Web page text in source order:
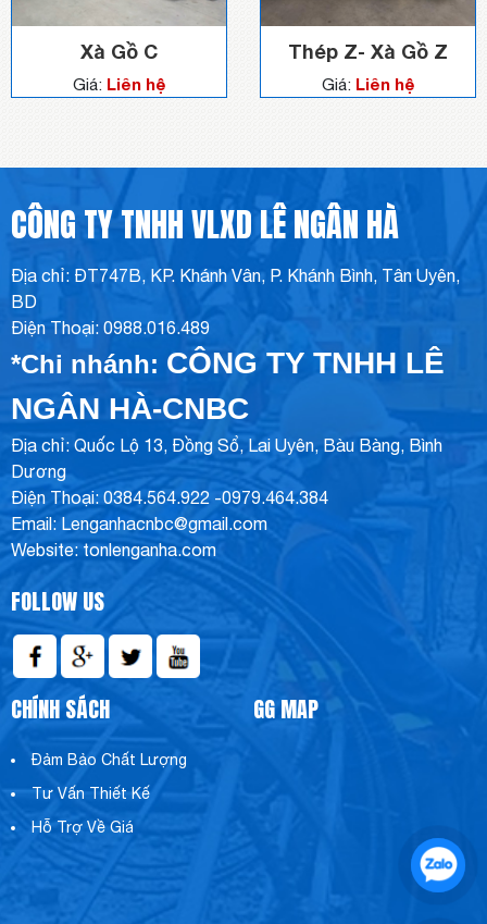
Xà Gồ C
Giá: Liên hệ
Thép Z- Xà Gồ Z
Giá: Liên hệ
CÔNG TY TNHH VLXD LÊ NGÂN HÀ
Địa chỉ: ĐT747B, KP. Khánh Vân, P. Khánh Bình, Tân Uyên,
BD
Điện Thoại: 0988.016.489
*Chi nhánh: CÔNG TY TNHH LÊ
NGÂN HÀ-CNBC
Địa chỉ: Quốc Lộ 13, Đồng Sổ, Lai Uyên, Bàu Bàng, Bình
Dương
Điện Thoại: 0384.564.922 -0979.464.384
Email: Lenganhacnbc@gmail.com
Website: tonlenganha.com
FOLLOW US
CHÍNH SÁCH
Đảm Bảo Chất Lượng
Tư Vấn Thiết Kế
Hỗ Trợ Về Giá
GG MAP